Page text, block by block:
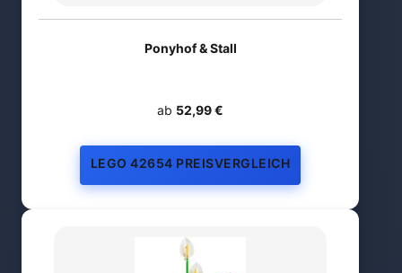
Ponyhof & Stall
ab 52,99 €
LEGO 42654 PREISVERGLEICH